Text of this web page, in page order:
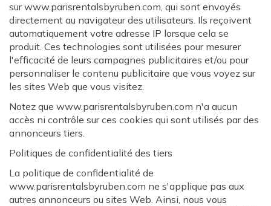
sur www.parisrentalsbyruben.com, qui sont envoyés
directement au navigateur des utilisateurs. Ils reçoivent
automatiquement votre adresse IP lorsque cela se
produit. Ces technologies sont utilisées pour mesurer
l'efficacité de leurs campagnes publicitaires et/ou pour
personnaliser le contenu publicitaire que vous voyez sur
les sites Web que vous visitez.
Notez que www.parisrentalsbyruben.com n'a aucun
accès ni contrôle sur ces cookies qui sont utilisés par des
annonceurs tiers.
Politiques de confidentialité des tiers
La politique de confidentialité de
www.parisrentalsbyruben.com ne s'applique pas aux
autres annonceurs ou sites Web. Ainsi, nous vous